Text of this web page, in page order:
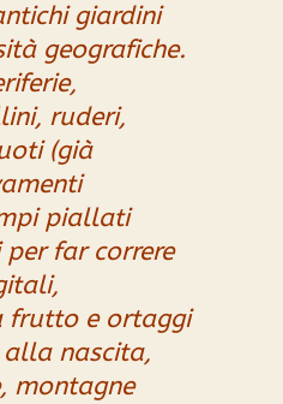
giardini
geografiche.
ruderi,
(già
piallati
far correre
frutto e ortaggi
nascita,
montagne